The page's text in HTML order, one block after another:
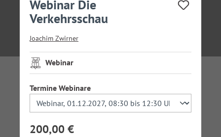
Webinar Die
Verkehrsschau
Joachim Zwirner
Webinar
Termine Webinareauswählen
200,00 €